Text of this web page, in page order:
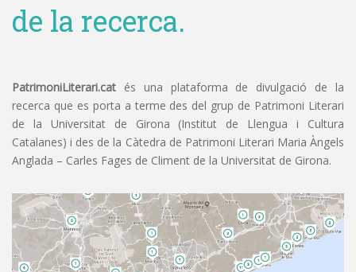
de la recerca.
PatrimoniLiterari.cat és una plataforma de divulgació de la
recerca que es porta a terme des del grup de Patrimoni Literari
de la Universitat de Girona (Institut de Llengua i Cultura
Catalanes) i des de la Càtedra de Patrimoni Literari Maria Àngels
Anglada – Carles Fages de Climent de la Universitat de Girona.